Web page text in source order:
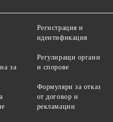
за
Регистрация и
идентификация
Регулиращи органи
и спорове
Формуляри за отказ
от договор и
рекламации